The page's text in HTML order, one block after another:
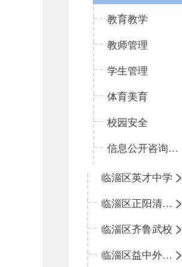
教育教学
教师管理
学生管理
体育美育
校园安全
信息公开咨询指南
临淄区英才中学
临淄区正阳清北实验学校
临淄区齐鲁武校
临淄区益中外语学校